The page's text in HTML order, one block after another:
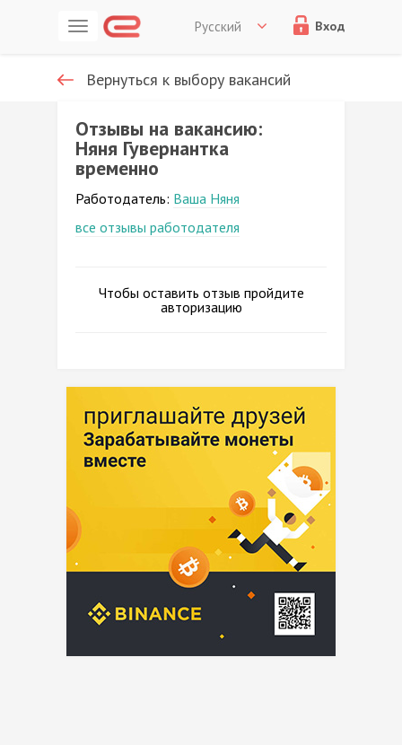
Вход
Русский
Вернуться к выбору вакансий
Отзывы на вакансию:
Няня Гувернантка
временно
Работодатель: Ваша Няня
все отзывы работодателя
Чтобы оставить отзыв пройдите
авторизацию